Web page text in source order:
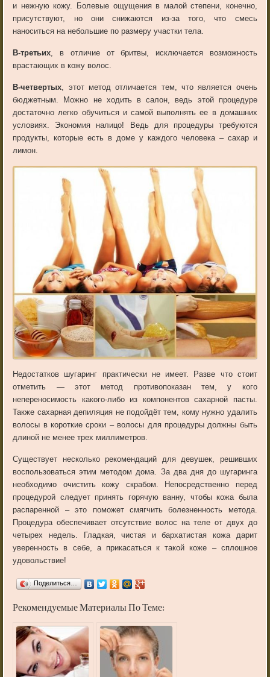
и нежную кожу. Болевые ощущения в малой степени, конечно,
присутствуют, но они снижаются из-за того, что смесь
наноситься на небольшие по размеру участки тела.
В-третьих , в отличие от бритвы, исключается возможность
врастающих в кожу волос.
В-четвертых , этот метод отличается тем, что является очень
бюджетным. Можно не ходить в салон, ведь этой процедуре
достаточно легко обучиться и самой выполнять ее в домашних
условиях. Экономия налицо! Ведь для процедуры требуются
продукты, которые есть в доме у каждого человека – сахар и
лимон.
Недостатков шугаринг практически не имеет. Разве что стоит
отметить — этот метод противопоказан тем, у кого
непереносимость какого-либо из компонентов сахарной пасты.
Также сахарная депиляция не подойдёт тем, кому нужно удалить
волосы в короткие сроки – волосы для процедуры должны быть
длиной не менее трех миллиметров.
Существует несколько рекомендаций для девушек, решивших
воспользоваться этим методом дома. За два дня до шугаринга
необходимо очистить кожу скрабом. Непосредственно перед
процедурой следует принять горячую ванну, чтобы кожа была
распаренной – это поможет смягчить болезненность метода.
Процедура обеспечивает отсутствие волос на теле от двух до
четырех недель. Гладкая, чистая и бархатистая кожа дарит
уверенность в себе, а прикасаться к такой коже – сплошное
удовольствие!
Поделиться…
Рекомендуемые Материалы По Теме: